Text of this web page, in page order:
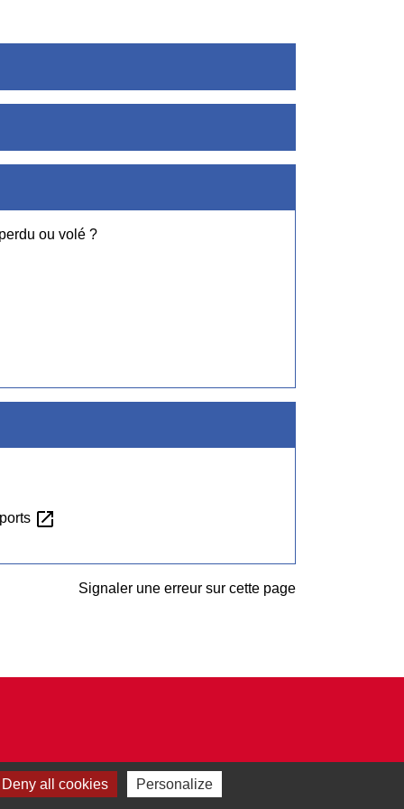
ou volé ?
open_in_new
Signaler une erreur sur cette page
Deny all cookies Personalize